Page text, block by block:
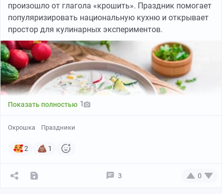
https://www.kp.ru/daily/27706.5/5095186/
https://www.culture.ru/materials/255890/okroshka-zhele-i-
mor...
произошло от глагола «крошить». Праздник помогает
популяризировать национальную кухню и открывает
простор для кулинарных экспериментов.
Главные основы и заправки
Показать полностью 1
Окрошка Праздники
2 1
3 0